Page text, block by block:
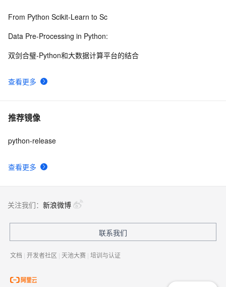
查看更多
From Python Scikit-Learn to Sc
Data Pre-Processing in Python:
双剑合璧-Python和大数据计算平台的结合
推荐镜像
查看更多
python-release
关注我们： 新浪微博
联系我们
文档 | 开发者社区 | 天池大赛 | 培训与认证